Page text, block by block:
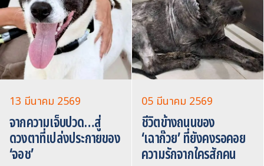
13 มีนาคม 2569
จากความเจ็บปวด…สู่
ดวงตาที่เปล่งประกายของ
‘จอช’
05 มีนาคม 2569
ชีวิตข้างถนนของ
‘เฉาก๊วย’ ที่ยังคงรอคอย
ความรักจากใครสักคน